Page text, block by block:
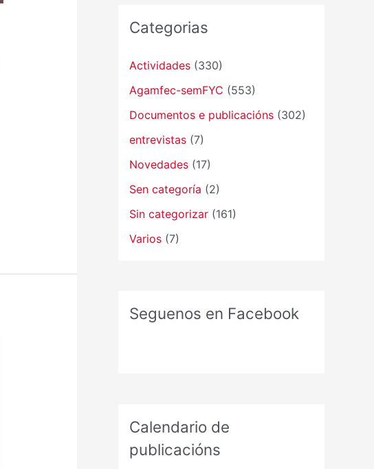
Categorias
Actividades (330)
Agamfec-semFYC (553)
Documentos e publicacións (302)
entrevistas (7)
Novedades (17)
Sen categoría (2)
Sin categorizar (161)
Varios (7)
Seguenos en Facebook
Calendario de
publicacións